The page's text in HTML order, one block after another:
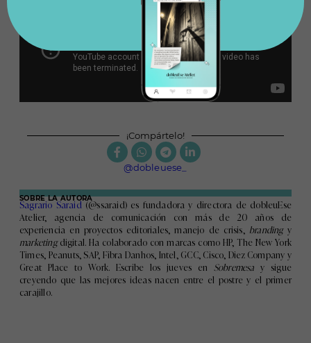
¡Compártelo!
@dobleuese_
SOBRE LA AUTORA
Sagrario Saraid(@ssaraid) es fundadora y directora de dobleuEse
Atelier, agencia de comunicación con más de 20 años de
experiencia en proyectos editoriales, manejo de crisis, brandingy
marketingdigital. Ha colaborado con marcas como HP, The New York
Times, Peanuts, SAP, Fibra Danhos, Intel, GCC, Cisco, Diez Company y
Great Place to Work. Escribe los jueves en Sobremesa y sigue
creyendo que las mejores ideas nacen entre el postre y el primer
carajillo.